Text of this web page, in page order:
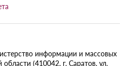
информации и массовых
(410042, г. Саратов, ул.